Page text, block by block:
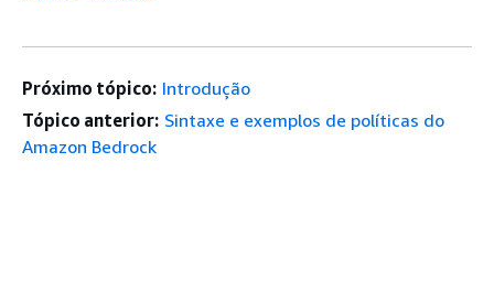
Próximo tópico: Introdução
Tópico anterior: Sintaxe e exemplos de políticas do
Amazon Bedrock